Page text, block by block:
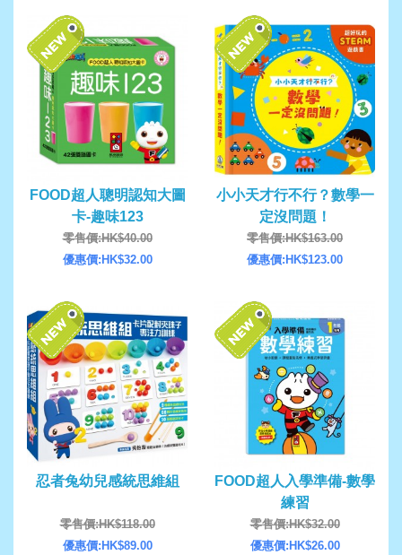
FOOD超人聰明認知大圖
卡-趣味123
零售價:HK$40.00
優惠價:HK$32.00
小小天才行不行？數學一
定沒問題！
零售價:HK$163.00
優惠價:HK$123.00
忍者兔幼兒感統思維組
零售價:HK$118.00
優惠價:HK$89.00
FOOD超人入學準備-數學
練習
零售價:HK$32.00
優惠價:HK$26.00